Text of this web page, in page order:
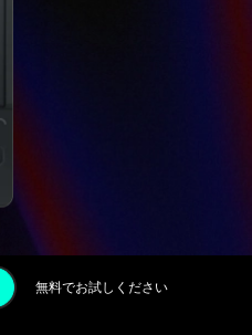
無料でお試しください